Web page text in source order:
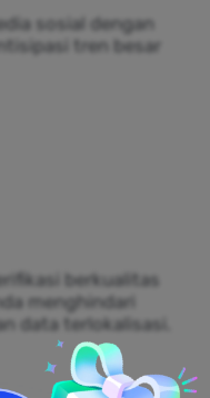
sosial dengan
tren besar
berkualitas
menghindari
data terlokalisasi.